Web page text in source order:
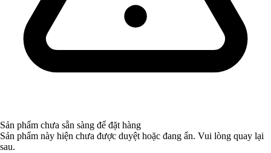
Sản phẩm chưa sẵn sàng để đặt hàng
Sản phẩm này hiện chưa được duyệt hoặc đang ẩn. Vui lòng quay lại
sau.